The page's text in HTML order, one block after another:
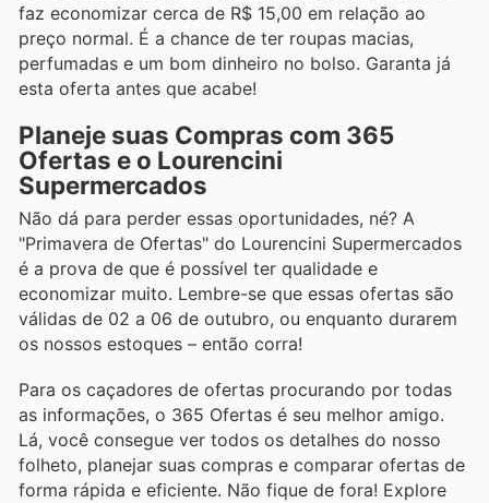
faz economizar cerca de R$ 15,00 em relação ao
preço normal. É a chance de ter roupas macias,
perfumadas e um bom dinheiro no bolso. Garanta já
esta oferta antes que acabe!
Planeje suas Compras com 365
Ofertas e o Lourencini
Supermercados
Não dá para perder essas oportunidades, né? A
"Primavera de Ofertas" do Lourencini Supermercados
é a prova de que é possível ter qualidade e
economizar muito. Lembre-se que essas ofertas são
válidas de 02 a 06 de outubro, ou enquanto durarem
os nossos estoques – então corra!
Para os caçadores de ofertas procurando por todas
as informações, o 365 Ofertas é seu melhor amigo.
Lá, você consegue ver todos os detalhes do nosso
folheto, planejar suas compras e comparar ofertas de
forma rápida e eficiente. Não fique de fora! Explore